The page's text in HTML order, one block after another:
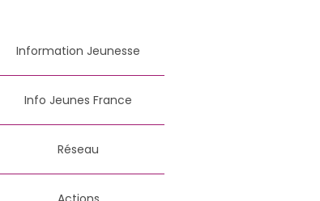
Information Jeunesse
Info Jeunes France
Réseau